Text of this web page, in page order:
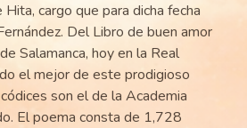
cargo que para dicha fecha
Del Libro de buen amor
Salamanca, hoy en la Real
el mejor de este prodigioso
son el de la Academia
El poema consta de 1,728